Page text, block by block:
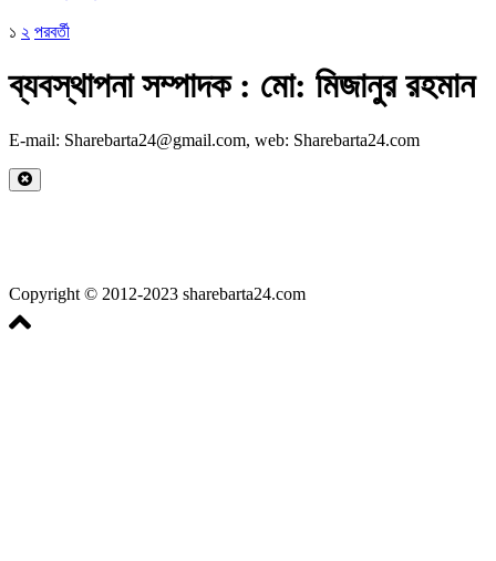
১ ২ পরবর্তী
ব্যবস্থাপনা সম্পাদক : মো: মিজানুর রহমান
E-mail: Sharebarta24@gmail.com, web: Sharebarta24.com
Copyright © 2012-2023 sharebarta24.com